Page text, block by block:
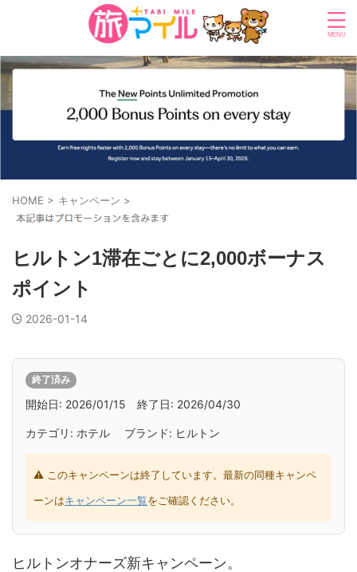
HOME > キャンペーン >
ヒルトン1滞在ごとに2,000ボーナス
ポイント
2026-01-14
終了済み
開始日: 2026/01/15 終了日: 2026/04/30
カテゴリ: ホテル ブランド: ヒルトン
⚠ このキャンペーンは終了しています。最新の同種キャンペ
ーンはキャンペーン一覧をご確認ください。
ヒルトンオナーズ新キャンペーン。